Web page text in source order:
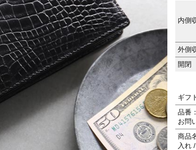
内側
外側
開閉
ギフ
品番
お問
商品
入れ